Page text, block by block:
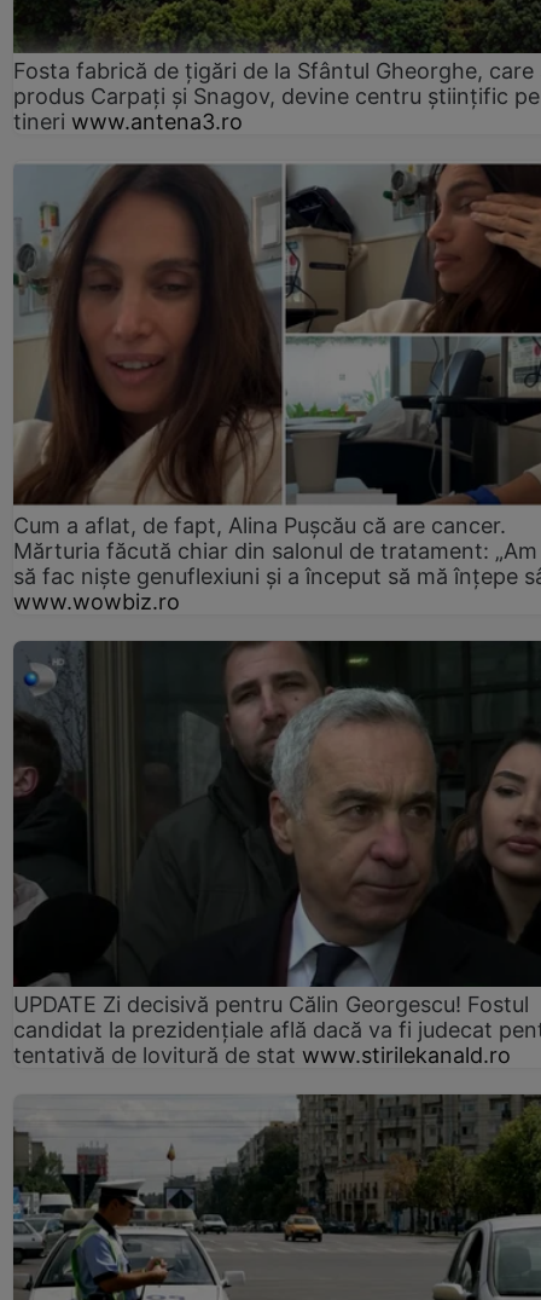
Fosta fabrică de țigări de la Sfântul Gheorghe, care
produs Carpați și Snagov, devine centru științific
tineri www.antena3.ro
Cum a aflat, de fapt, Alina Pușcău că are cancer.
Mărturia făcută chiar din salonul de tratament:
să fac niște genuflexiuni și a început să mă înțepe
www.wowbiz.ro
UPDATE Zi decisivă pentru Călin Georgescu! Fostul
candidat la prezidențiale află dacă va fi judecat
tentativă de lovitură de stat www.stirilekanald.ro